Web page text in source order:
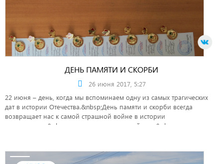
ДЕНЬ ПАМЯТИ И СКОРБИ
26 июня 2017, 5:27
22 июня – день, когда мы вспоминаем одну из самых трагических
дат в истории Отечества.&nbsp;День памяти и скорби всегда
возвращает нас к самой страшной войне в истории
человечества,&nbsp; которая оставила свой след&nbsp; в каждом